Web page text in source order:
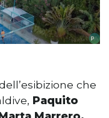
che
Paquito